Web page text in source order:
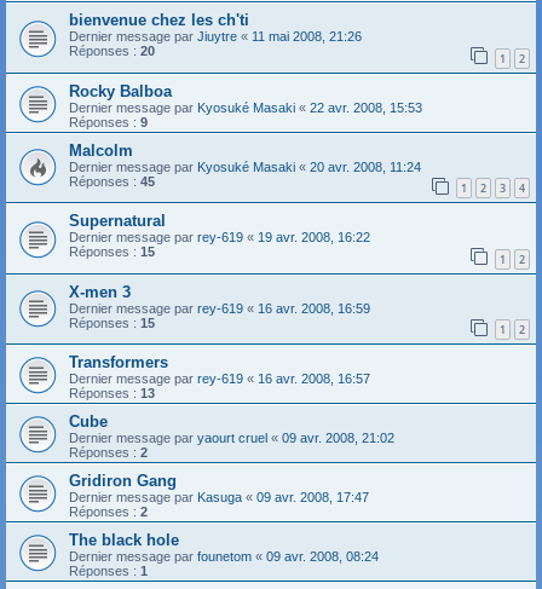
bienvenue chez les ch'ti
Dernier message par Jiuytre « 11 mai 2008, 21:26
Réponses : 20 1 2
Rocky Balboa
Dernier message par Kyosuké Masaki « 22 avr. 2008, 15:53
Réponses : 9
Malcolm
Dernier message par Kyosuké Masaki « 20 avr. 2008, 11:24
Réponses : 45 1 2 3 4
Supernatural
Dernier message par rey-619 « 19 avr. 2008, 16:22
Réponses : 15 1 2
X-men 3
Dernier message par rey-619 « 16 avr. 2008, 16:59
Réponses : 15 1 2
Transformers
Dernier message par rey-619 « 16 avr. 2008, 16:57
Réponses : 13
Cube
Dernier message par yaourt cruel « 09 avr. 2008, 21:02
Réponses : 2
Gridiron Gang
Dernier message par Kasuga « 09 avr. 2008, 17:47
Réponses : 2
The black hole
Dernier message par founetom « 09 avr. 2008, 08:24
Réponses : 1